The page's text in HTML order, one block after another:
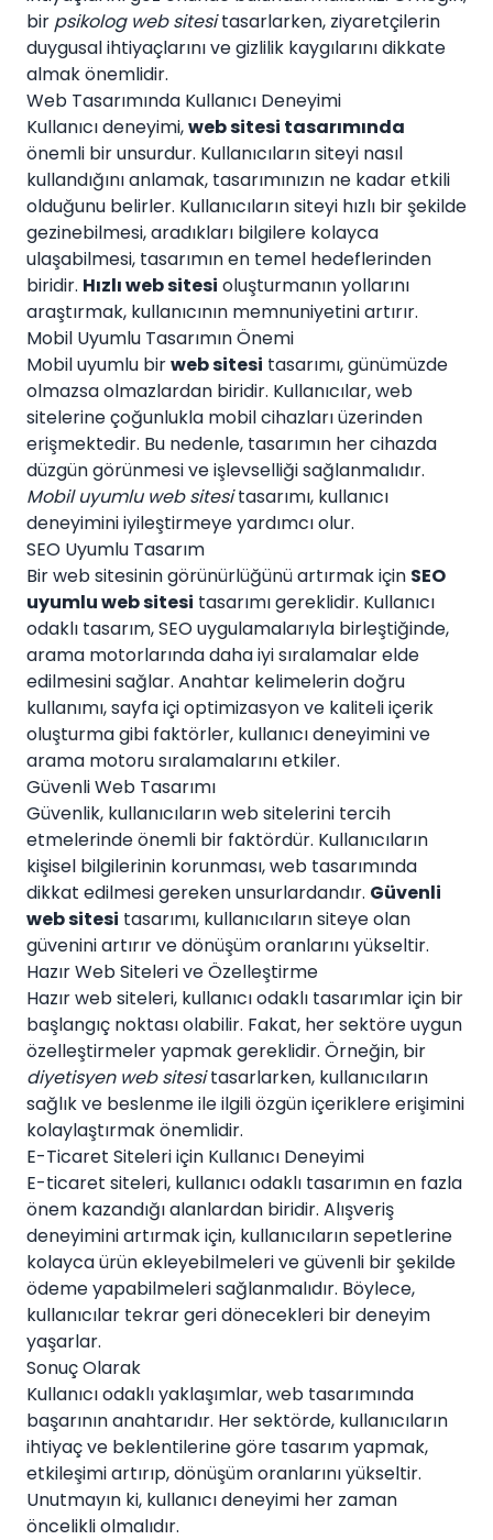
bir psikolog web sitesitasarlarken, ziyaretçilerin
duygusal ihtiyaçlarını ve gizlilik kaygılarını dikkate
almak önemlidir.
Web Tasarımında Kullanıcı Deneyimi
Kullanıcı deneyimi,web sitesi tasarımında
önemli bir unsurdur. Kullanıcıların siteyi nasıl
kullandığını anlamak, tasarımınızın ne kadar etkili
olduğunu belirler. Kullanıcıların siteyi hızlı bir şekilde
gezinebilmesi, aradıkları bilgilere kolayca
ulaşabilmesi, tasarımın en temel hedeflerinden
biridir. Hızlı web sitesi oluşturmanın yollarını
araştırmak, kullanıcının memnuniyetini artırır.
Mobil Uyumlu Tasarımın Önemi
Mobil uyumlu birweb sitesi tasarımı, günümüzde
olmazsa olmazlardan biridir. Kullanıcılar, web
sitelerine çoğunlukla mobil cihazları üzerinden
erişmektedir. Bu nedenle, tasarımın her cihazda
düzgün görünmesi ve işlevselliği sağlanmalıdır.
Mobil uyumlu web sitesitasarımı, kullanıcı
deneyimini iyileştirmeye yardımcı olur.
SEO Uyumlu Tasarım
Bir web sitesinin görünürlüğünü artırmak için SEO
uyumlu web sitesi tasarımı gereklidir. Kullanıcı
odaklı tasarım, SEO uygulamalarıyla birleştiğinde,
arama motorlarında daha iyi sıralamalar elde
edilmesini sağlar. Anahtar kelimelerin doğru
kullanımı, sayfa içi optimizasyon ve kaliteli içerik
oluşturma gibi faktörler, kullanıcı deneyimini ve
arama motoru sıralamalarını etkiler.
Güvenli Web Tasarımı
Güvenlik, kullanıcıların web sitelerini tercih
etmelerinde önemli bir faktördür. Kullanıcıların
kişisel bilgilerinin korunması, web tasarımında
dikkat edilmesi gereken unsurlardandır. Güvenli
web sitesi tasarımı, kullanıcıların siteye olan
güvenini artırır ve dönüşüm oranlarını yükseltir.
Hazır Web Siteleri ve Özelleştirme
Hazır web siteleri, kullanıcı odaklı tasarımlar için bir
başlangıç noktası olabilir. Fakat, her sektöre uygun
özelleştirmeler yapmak gereklidir. Örneğin, bir
diyetisyen web sitesitasarlarken, kullanıcıların
sağlık ve beslenme ile ilgili özgün içeriklere erişimini
kolaylaştırmak önemlidir.
E-Ticaret Siteleri için Kullanıcı Deneyimi
E-ticaret siteleri, kullanıcı odaklı tasarımın en fazla
önem kazandığı alanlardan biridir. Alışveriş
deneyimini artırmak için, kullanıcıların sepetlerine
kolayca ürün ekleyebilmeleri ve güvenli bir şekilde
ödeme yapabilmeleri sağlanmalıdır. Böylece,
kullanıcılar tekrar geri dönecekleri bir deneyim
yaşarlar.
Sonuç Olarak
Kullanıcı odaklı yaklaşımlar, web tasarımında
başarının anahtarıdır. Her sektörde, kullanıcıların
ihtiyaç ve beklentilerine göre tasarım yapmak,
etkileşimi artırıp, dönüşüm oranlarını yükseltir.
Unutmayın ki, kullanıcı deneyimi her zaman
öncelikli olmalıdır.